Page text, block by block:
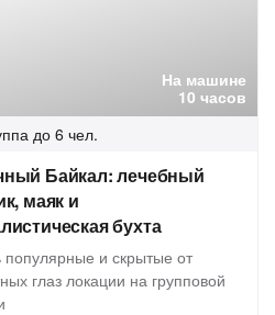
На машине
10 часов
до 6 чел.
Байкал: лечебный
маяк и
бухта
популярные и скрытые от
глаз локации на групповой